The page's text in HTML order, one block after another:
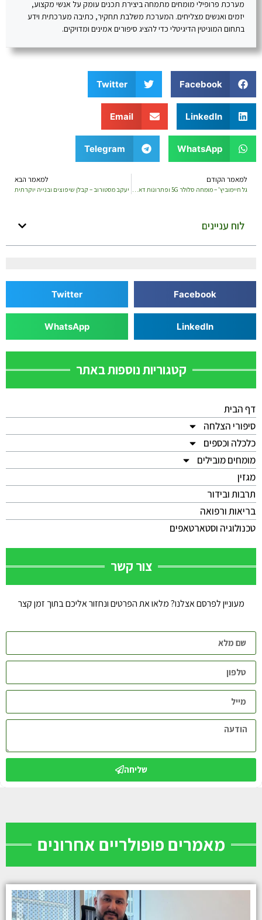
מערכת פרופילי מומחים מתמחה ביצירת תכנים עומק על אנשי מקצוע,
יזמים ואנשים מצליחים. המערכת משלבת תחקיר, כתיבה מערכתית וידע
בתחום המוניטין הדיגיטלי כדי להציג סיפורים אמינים ומדויקים.
Facebook
Twitter
LinkedIn
Email
WhatsApp
Telegram
למאמר הקודם
גל חיימוביץ' – מומחה סלולר 5G ופתרונות דאטה
למאמר הבא
יעקב מסטורוב – קבלן שיפוצים ובנייה יוקרתית
לוח עניינים
Facebook
Twitter
LinkedIn
WhatsApp
קטגוריות נוספות באתר
דף הבית
סיפורי הצלחה
כלכלה וכספים
מומחים מובילים
מגזין
תרבות ובידור
בריאות ורפואה
טכנולוגיה וסטארטאפים
צור קשר
מעוניין לפרסם אצלנו? מלאו את הפרטים ונחזור אליכם בתוך זמן קצר
שליחה
מאמרים פופולריים אחרונים